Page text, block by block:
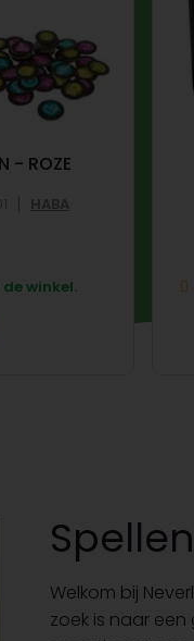
- ROZE
| HABA
winkel.
Spellen
Welkom bij
zoek is naar